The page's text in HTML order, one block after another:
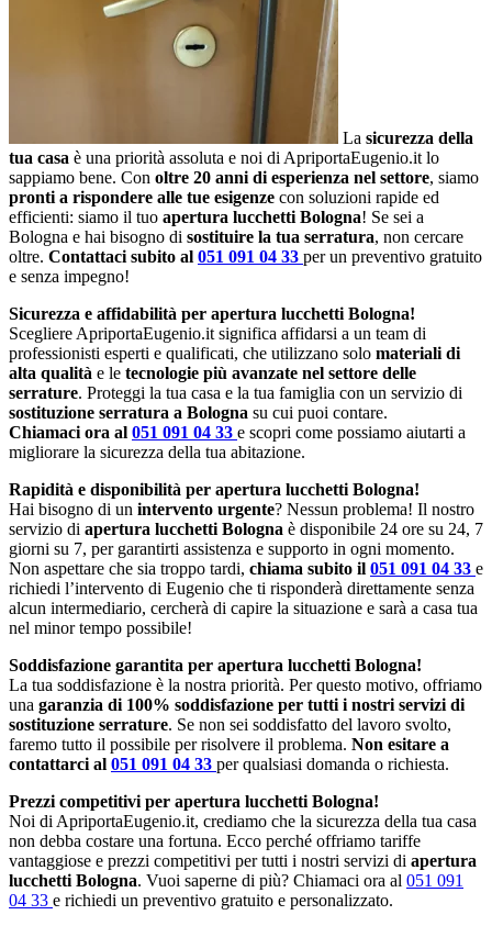
La sicurezza della
tua casa è una priorità assoluta e noi di ApriportaEugenio.it lo
sappiamo bene. Con oltre 20 anni di esperienza nel settore, siamo
pronti a rispondere alle tue esigenze con soluzioni rapide ed
efficienti: siamo il tuo apertura lucchetti Bologna! Se sei a
Bologna e hai bisogno di sostituire la tua serratura, non cercare
oltre. Contattaci subito al 051 091 04 33 per un preventivo gratuito
e senza impegno!
Sicurezza e affidabilità per apertura lucchetti Bologna!
Scegliere ApriportaEugenio.it significa affidarsi a un team di
professionisti esperti e qualificati, che utilizzano solo materiali di
alta qualità e le tecnologie più avanzate nel settore delle
serrature. Proteggi la tua casa e la tua famiglia con un servizio di
sostituzione serratura a Bologna su cui puoi contare.
Chiamaci ora al 051 091 04 33 e scopri come possiamo aiutarti a
migliorare la sicurezza della tua abitazione.
Rapidità e disponibilità per apertura lucchetti Bologna!
Hai bisogno di un intervento urgente? Nessun problema! Il nostro
servizio di apertura lucchetti Bologna è disponibile 24 ore su 24, 7
giorni su 7, per garantirti assistenza e supporto in ogni momento.
Non aspettare che sia troppo tardi, chiama subito il 051 091 04 33 e
richiedi l’intervento di Eugenio che ti risponderà direttamente senza
alcun intermediario, cercherà di capire la situazione e sarà a casa tua
nel minor tempo possibile!
Soddisfazione garantita per apertura lucchetti Bologna!
La tua soddisfazione è la nostra priorità. Per questo motivo, offriamo
una garanzia di 100% soddisfazione per tutti i nostri servizi di
sostituzione serrature. Se non sei soddisfatto del lavoro svolto,
faremo tutto il possibile per risolvere il problema. Non esitare a
contattarci al 051 091 04 33 per qualsiasi domanda o richiesta.
Prezzi competitivi per apertura lucchetti Bologna!
Noi di ApriportaEugenio.it, crediamo che la sicurezza della tua casa
non debba costare una fortuna. Ecco perché offriamo tariffe
vantaggiose e prezzi competitivi per tutti i nostri servizi di apertura
lucchetti Bologna. Vuoi saperne di più? Chiamaci ora al 051 091
04 33 e richiedi un preventivo gratuito e personalizzato.